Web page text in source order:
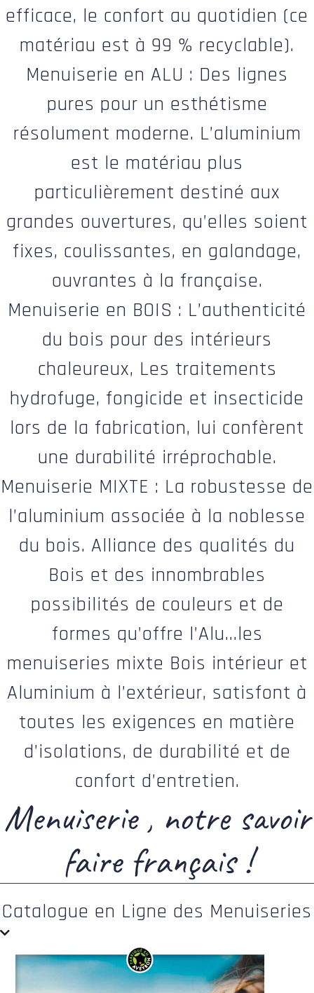
efficace, le confort au quotidien (ce
matériau est à 99 % recyclable).
Menuiserie en ALU : Des lignes
pures pour un esthétisme
résolument moderne. L’aluminium
est le matériau plus
particulièrement destiné aux
grandes ouvertures, qu’elles soient
fixes, coulissantes, en galandage,
ouvrantes à la française.
Menuiserie en BOIS : L’authenticité
du bois pour des intérieurs
chaleureux, Les traitements
hydrofuge, fongicide et insecticide
lors de la fabrication, lui confèrent
une durabilité irréprochable.
Menuiserie MIXTE : La robustesse de
l’aluminium associée à la noblesse
du bois. Alliance des qualités du
Bois et des innombrables
possibilités de couleurs et de
formes qu’offre l’Alu…les
menuiseries mixte Bois intérieur et
Aluminium à l’extérieur, satisfont à
toutes les exigences en matière
d’isolations, de durabilité et de
confort d’entretien.
Menuiserie , notre savoir
faire français !
Catalogue en Ligne des Menuiseries